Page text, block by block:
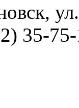
35-